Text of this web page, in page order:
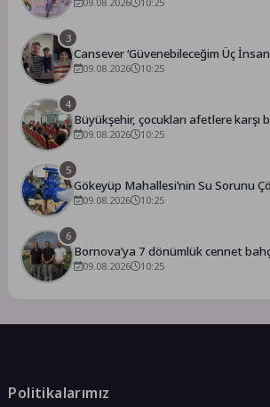
3
Cansever ‘Güvenebileceğim Üç
Mahmut Görgen’den Cansever’e
09.08.2026 10:25
4
Büyükşehir, çocukları afetlere karşı
09.08.2026 10:25
5
Gökeyüp Mahallesi’nin Su Sorunu
Kavuşturuldu
09.08.2026 10:25
6
Bornova’ya 7 dönümlük cennet
09.08.2026 10:25
Politikalarımız